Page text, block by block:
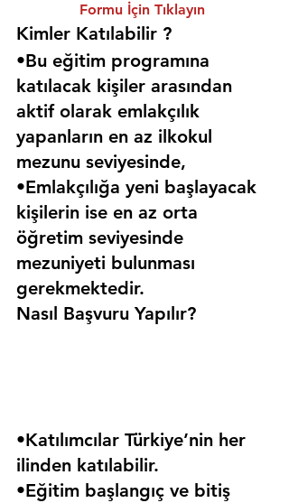
Formu İçin Tıklayın
Kimler Katılabilir ?
•Bu eğitim programına
katılacak kişiler arasından
aktif olarak emlakçılık
yapanların en az ilkokul
mezunu seviyesinde,
•Emlakçılığa yeni başlayacak
kişilerin ise en az orta
öğretim seviyesinde
mezuniyeti bulunması
gerekmektedir.
Nasıl Başvuru Yapılır?
•Katılımcılar Türkiye’nin her
ilinden katılabilir.
•Eğitim başlangıç ve bitiş